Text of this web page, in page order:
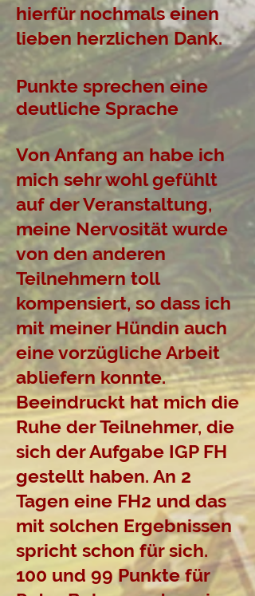
hierfür nochmals einen
lieben herzlichen Dank.
Punkte sprechen eine
deutliche Sprache
Von Anfang an habe ich
mich sehr wohl gefühlt
auf der Veranstaltung,
meine Nervosität wurde
von den anderen
Teilnehmern toll
kompensiert, so dass ich
mit meiner Hündin auch
eine vorzügliche Arbeit
abliefern konnte.
Beeindruckt hat mich die
Ruhe der Teilnehmer, die
sich der Aufgabe IGP FH
gestellt haben. An 2
Tagen eine FH2 und das
mit solchen Ergebnissen
spricht schon für sich.
100 und 99 Punkte für